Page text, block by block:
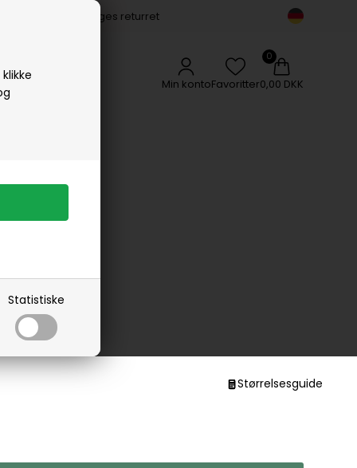
Statistiske
14 dages returret
Min kontoFavoritter0,00 DKK
Woods Copenhagen
Størrelsesguide